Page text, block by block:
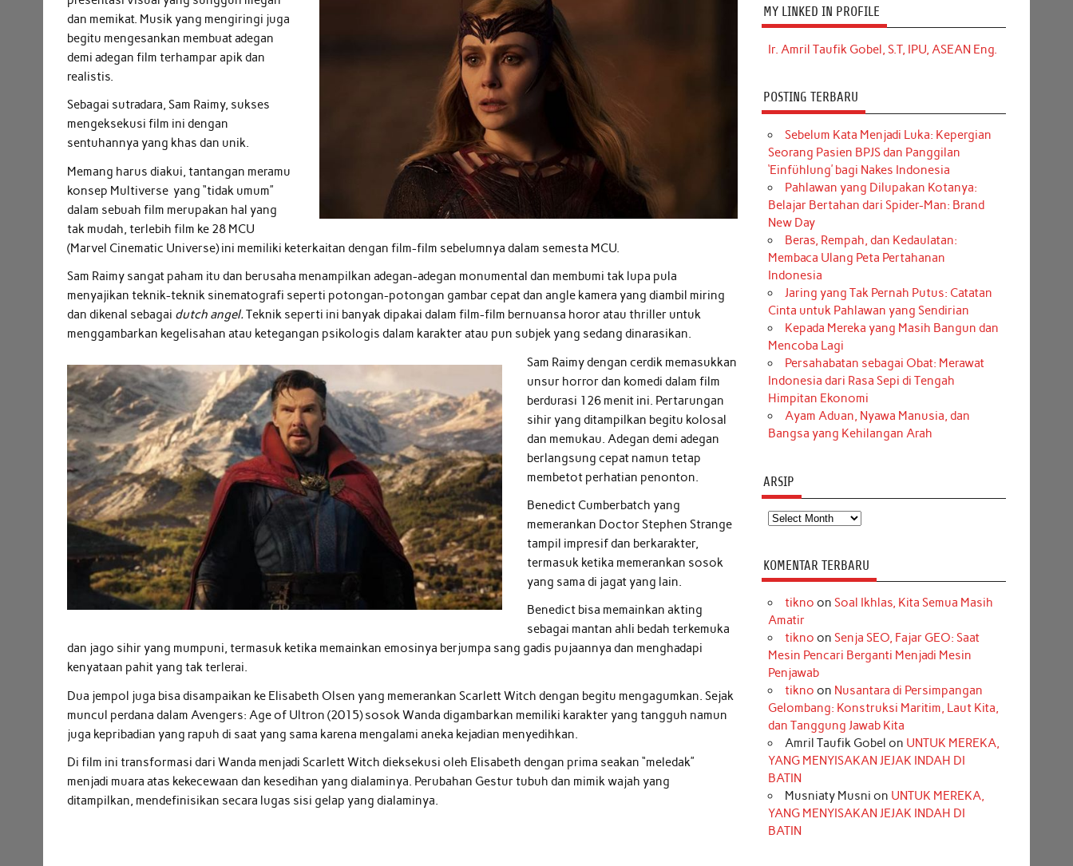
dan memikat. Musik yang mengiringi juga
begitu mengesankan membuat adegan
demi adegan film terhampar apik dan
realistis.
Sebagai sutradara, Sam Raimy, sukses
mengeksekusi film ini dengan
sentuhannya yang khas dan unik.
Memang harus diakui, tantangan meramu
konsep Multiverse yang “tidak umum”
dalam sebuah film merupakan hal yang
tak mudah, terlebih film ke 28 MCU
(Marvel Cinematic Universe) ini memiliki keterkaitan dengan film-film sebelumnya dalam semesta MCU.
Sam Raimy sangat paham itu dan berusaha menampilkan adegan-adegan monumental dan membumi tak lupa pula
menyajikan teknik-teknik sinematografi seperti potongan-potongan gambar cepat dan angle kamera yang diambil miring
dan dikenal sebagai dutch angel.Teknik seperti ini banyak dipakai dalam film-film bernuansa horor atau thriller untuk
menggambarkan kegelisahan atau ketegangan psikologis dalam karakter atau pun subjek yang sedang dinarasikan.
Sam Raimy dengan cerdik memasukkan
unsur horror dan komedi dalam film
berdurasi 126 menit ini. Pertarungan
sihir yang ditampilkan begitu kolosal
dan memukau. Adegan demi adegan
berlangsung cepat namun tetap
membetot perhatian penonton.
Benedict Cumberbatch yang
memerankan Doctor Stephen Strange
tampil impresif dan berkarakter,
termasuk ketika memerankan sosok
yang sama di jagat yang lain.
Benedict bisa memainkan akting
sebagai mantan ahli bedah terkemuka
dan jago sihir yang mumpuni, termasuk ketika memainkan emosinya berjumpa sang gadis pujaannya dan menghadapi
kenyataan pahit yang tak terlerai.
Dua jempol juga bisa disampaikan ke Elisabeth Olsen yang memerankan Scarlett Witch dengan begitu mengagumkan. Sejak
muncul perdana dalam Avengers: Age of Ultron (2015) sosok Wanda digambarkan memiliki karakter yang tangguh namun
juga kepribadian yang rapuh di saat yang sama karena mengalami aneka kejadian menyedihkan.
Di film ini transformasi dari Wanda menjadi Scarlett Witch dieksekusi oleh Elisabeth dengan prima seakan “meledak”
menjadi muara atas kekecewaan dan kesedihan yang dialaminya. Perubahan Gestur tubuh dan mimik wajah yang
ditampilkan, mendefinisikan secara lugas sisi gelap yang dialaminya.
MY LINKED IN PROFILE
Ir. Amril Taufik Gobel, S.T, IPU, ASEAN Eng.
POSTING TERBARU
Sebelum Kata Menjadi Luka: Kepergian
Seorang Pasien BPJS dan Panggilan
‘Einfühlung’ bagi Nakes Indonesia
Pahlawan yang Dilupakan Kotanya:
Belajar Bertahan dari Spider-Man: Brand
New Day
Beras, Rempah, dan Kedaulatan:
Membaca Ulang Peta Pertahanan
Indonesia
Jaring yang Tak Pernah Putus: Catatan
Cinta untuk Pahlawan yang Sendirian
Kepada Mereka yang Masih Bangun dan
Mencoba Lagi
Persahabatan sebagai Obat: Merawat
Indonesia dari Rasa Sepi di Tengah
Himpitan Ekonomi
Ayam Aduan, Nyawa Manusia, dan
Bangsa yang Kehilangan Arah
ARSIP
Arsip
KOMENTAR TERBARU
tikno on Soal Ikhlas, Kita Semua Masih
Amatir
tikno on Senja SEO, Fajar GEO: Saat
Mesin Pencari Berganti Menjadi Mesin
Penjawab
tikno on Nusantara di Persimpangan
Gelombang: Konstruksi Maritim, Laut Kita,
dan Tanggung Jawab Kita
Amril Taufik Gobel on UNTUK MEREKA,
YANG MENYISAKAN JEJAK INDAH DI
BATIN
Musniaty Musni on UNTUK MEREKA,
YANG MENYISAKAN JEJAK INDAH DI
BATIN